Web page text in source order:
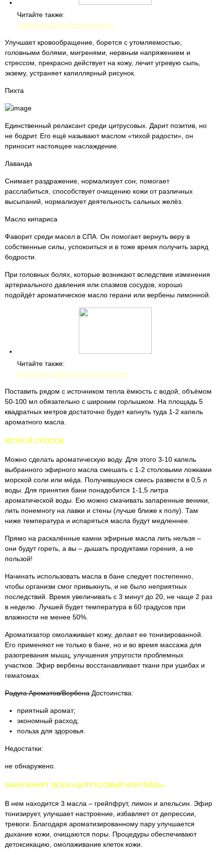
Читайте также:
Эффективные жиросжигатели
Улучшает кровообращение, борется с утомляемостью,
головными болями, мигренями, нервным напряжением и
стрессом, прекрасно действует на кожу, лечит угревую сыпь,
экзему, устраняет капиллярный рисунок.
Пихта
Единственный релаксант среди цитрусовых. Дарит позитив, но
не бодрит. Его ещё называют маслом «тихой радости», он
приносит настоящее наслаждение.
Лаванда
Снимает раздражение, нормализует сон, помогает
расслабиться, способствует очищению кожи от различных
высыпаний, нормализует деятельность сальных желёз.
Масло кипариса
Фаворит среди масел в СПА. Он помогает вернуть веру в
собственные силы, успокоиться и в тоже время получить заряд
бодрости.
При головных болях, которые возникают вследствие изменения
артериального давления или спазмов сосудов, хорошо
подойдёт ароматическое масло герани или вербены лимонной.
Читайте также:
Что может эфирное масло нероли
Поставить рядом с источником тепла ёмкость с водой, объёмом
50-100 мл обязательно с широким горлышком. На площадь 5
квадратных метров достаточно будет капнуть туда 1-2 капель
ароматного масла.
ВТОРОЙ СПОСОБ
Можно сделать ароматическую воду. Для этого 3-10 капель
выбранного эфирного масла смешать с 1-2 столовыми ложками
морской соли или мёда. Получившуюся смесь развести в 0,5 л
воды. Для принятия бани понадобится 1-1,5 литра
ароматической воды. Ею можно смачивать запаренные веники,
лить понемногу на лавки и стены (лучше ближе к полу). Там
ниже температура и испаряться масла будут медленнее.
Прямо на раскалённые камни эфирные масла лить нельзя –
они будут гореть, а вы – дышать продуктами горения, а не
пользой!
Начинать использовать масла в бане следует постепенно,
чтобы организм смог привыкнуть, и не было неприятных
последствий. Время увеличивать с 3 минут до 20, не чаще 2 раз
в неделю. Лучшей будет температура в 60 градусов при
влажности не менее 50%.
Ароматизатор омолаживает кожу, делает ее тонизированной.
Его применяют не только в бане, но и во время массажа для
разогревания мышц, улучшения упругости проблемных
участков. Эфир вербены восстанавливает ткани при ушибах и
гематомах.
Радуга Ароматов/Вербена Достоинства:
приятный аромат;
экономный расход;
польза для здоровья.
Недостатки:
не обнаружено.
БАНЯ МАНИТ ВСЕХ/«ЦИТРУСОВЫЙ КОКТЕЙЛЬ»
В нем находится 3 масла – грейпфрут, лимон и апельсин. Эфир
тонизирует, улучшает настроение, избавляет от депрессии,
тревоги. Благодаря ароматизированному пару улучшается
дыхание кожи, очищаются поры. Процедуры обеспечивают
детоксикацию, омолаживание клеток кожи.